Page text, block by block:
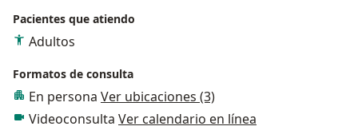
Pacientes que atiendo
Adultos
Formatos de consulta
En persona Ver ubicaciones (3)
Videoconsulta Ver calendario en línea